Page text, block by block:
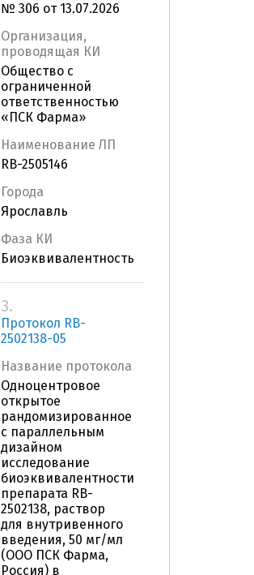
№ 306 от 13.07.2026
Организация,
проводящая КИ
Общество с
ограниченной
ответственностью
«ПСК Фарма»
Наименование ЛП
RB-2505146
Города
Ярославль
Фаза КИ
Биоэквивалентность
3.
Протокол RB-
2502138-05
Название протокола
Одноцентровое
открытое
рандомизированное
с параллельным
дизайном
исследование
биоэквивалентности
препарата RB-
2502138, раствор
для внутривенного
введения, 50 мг/мл
(ООО ПСК Фарма,
Россия) в